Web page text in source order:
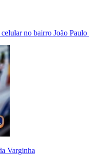
no bairro João
Varginha